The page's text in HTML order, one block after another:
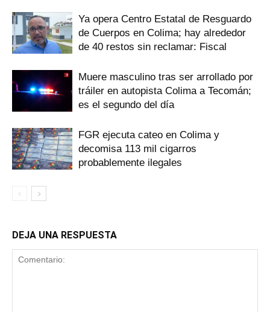
Ya opera Centro Estatal de Resguardo
de Cuerpos en Colima; hay alrededor
de 40 restos sin reclamar: Fiscal
Muere masculino tras ser arrollado por
tráiler en autopista Colima a Tecomán;
es el segundo del día
FGR ejecuta cateo en Colima y
decomisa 113 mil cigarros
probablemente ilegales
DEJA UNA RESPUESTA